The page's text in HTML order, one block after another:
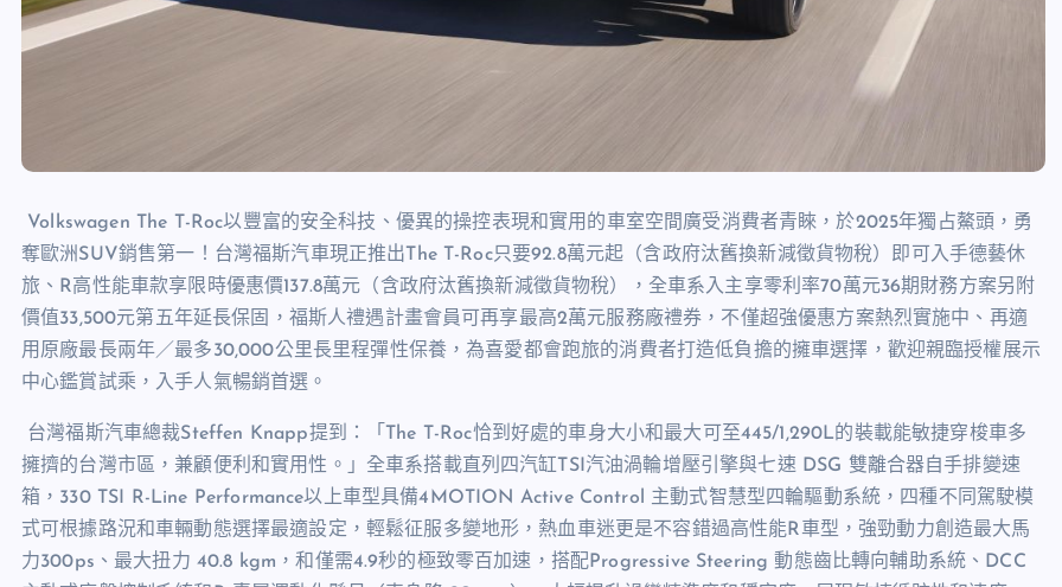
Volkswagen The T-Roc以豐富的安全科技、優異的操控表現和實用的車室空間廣受消費者青睞，於2025年獨占鰲頭，勇
奪歐洲SUV銷售第一！台灣福斯汽車現正推出The T-Roc只要92.8萬元起（含政府汰舊換新減徵貨物稅）即可入手德藝休
旅、R高性能車款享限時優惠價137.8萬元（含政府汰舊換新減徵貨物稅），全車系入主享零利率70萬元36期財務方案另附
價值33,500元第五年延長保固，福斯人禮遇計畫會員可再享最高2萬元服務廠禮券，不僅超強優惠方案熱烈實施中、再適
用原廠最長兩年／最多30,000公里長里程彈性保養，為喜愛都會跑旅的消費者打造低負擔的擁車選擇，歡迎親臨授權展示
中心鑑賞試乘，入手人氣暢銷首選。
台灣福斯汽車總裁Steffen Knapp提到：「The T-Roc恰到好處的車身大小和最大可至445/1,290L的裝載能敏捷穿梭車多
擁擠的台灣市區，兼顧便利和實用性。」全車系搭載直列四汽缸TSI汽油渦輪增壓引擎與七速 DSG 雙離合器自手排變速
箱，330 TSI R-Line Performance以上車型具備4MOTION Active Control 主動式智慧型四輪驅動系統，四種不同駕駛模
式可根據路況和車輛動態選擇最適設定，輕鬆征服多變地形，熱血車迷更是不容錯過高性能R車型，強勁動力創造最大馬
力300ps、最大扭力 40.8 kgm，和僅需4.9秒的極致零百加速，搭配Progressive Steering 動態齒比轉向輔助系統、DCC